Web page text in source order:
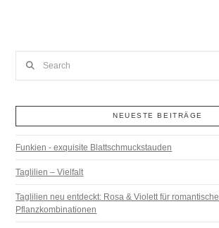
NEUESTE BEITRÄGE
Funkien - exquisite Blattschmuckstauden
Taglilien – Vielfalt
Taglilien neu entdeckt: Rosa & Violett für romantische
Pflanzkombinationen